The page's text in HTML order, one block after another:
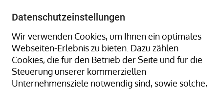
Datenschutzeinstellungen
Wir verwenden Cookies, um Ihnen ein optimales
Webseiten-Erlebnis zu bieten. Dazu zählen
Cookies, die für den Betrieb der Seite und für die
Steuerung unserer kommerziellen
Unternehmensziele notwendig sind, sowie solche,